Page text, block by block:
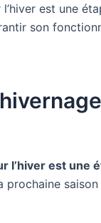
est une
son
l’hiver est une